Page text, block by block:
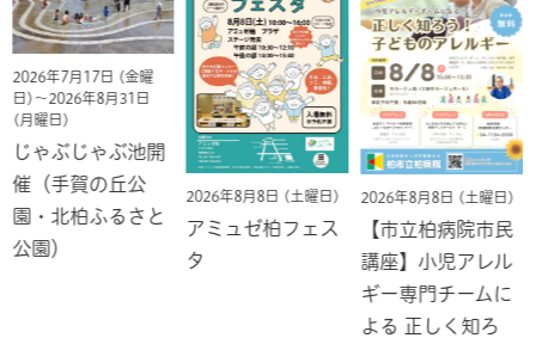
2026年7月17日 (金曜
日)～2026年8月31日
(月曜日)
じゃぶじゃぶ池開
催（手賀の丘公
園・北柏ふるさと
公園）
2026年8月8日 (土曜日)
アミュゼ柏フェス
タ
2026年8月8日 (土曜日)
【市立柏病院市民
講座】小児アレル
ギー専門チームに
よる 正しく知ろ